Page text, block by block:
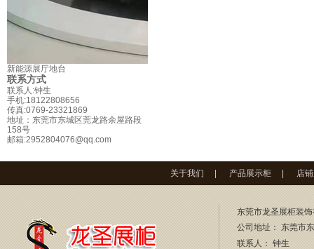
新能源展厅地台
联系方式
联系人:钟生
手机:18122808656
传真:0769-23321869
地址：东莞市东城区莞龙路余屋路段
158号
邮箱:2952804076@qq.com
关于我们 产品展示柜 店
东莞市龙圣展柜装
公司地址： 东莞市
联系人： 钟生